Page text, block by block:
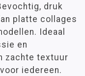
druk
platte collages
Ideaal
en
zachte textuur
iedereen.